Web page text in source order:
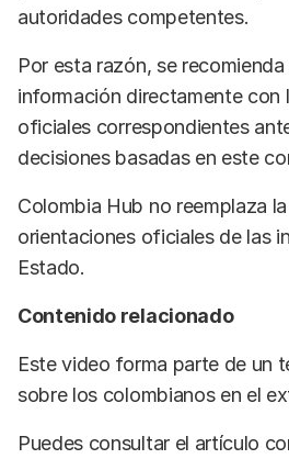
autoridades competentes.
Por esta razón, se
información directamente con
oficiales correspondientes
decisiones basadas en este
Colombia Hub no reemplaza
orientaciones oficiales de las
Estado.
Contenido relacionado
Este video forma parte de un
sobre los colombianos en el
Puedes consultar el artículo